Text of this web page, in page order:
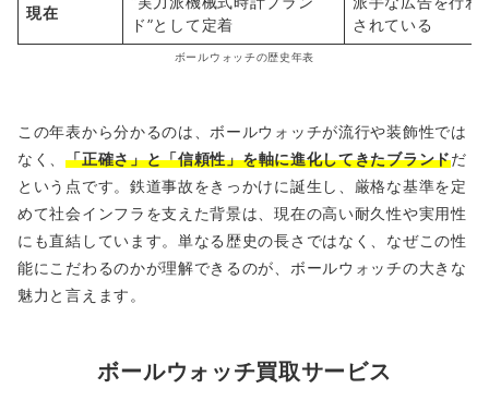
現在
ド”として定着
されている
ボールウォッチの歴史年表
この年表から分かるのは、ボールウォッチが流行や装飾性では
なく、「正確さ」と「信頼性」を軸に進化してきたブランドだ
という点です。鉄道事故をきっかけに誕生し、厳格な基準を定
めて社会インフラを支えた背景は、現在の高い耐久性や実用性
にも直結しています。単なる歴史の長さではなく、なぜこの性
能にこだわるのかが理解できるのが、ボールウォッチの大きな
魅力と言えます。
ボールウォッチ買取サービス